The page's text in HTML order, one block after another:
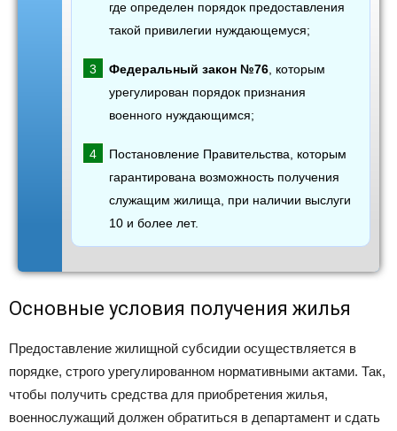
где определен порядок предоставления
такой привилегии нуждающемуся;
Федеральный закон №76, которым
урегулирован порядок признания
военного нуждающимся;
Постановление Правительства, которым
гарантирована возможность получения
служащим жилища, при наличии выслуги
10 и более лет.
Основные условия получения жилья
Предоставление жилищной субсидии осуществляется в
порядке, строго урегулированном нормативными актами. Так,
чтобы получить средства для приобретения жилья,
военнослужащий должен обратиться в департамент и сдать